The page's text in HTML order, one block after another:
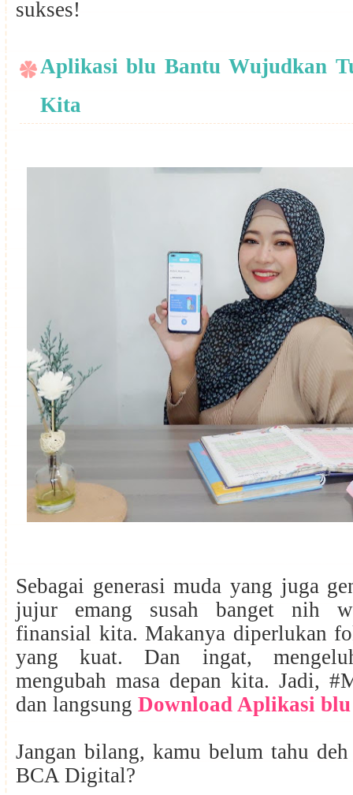
sukses!
Aplikasi blu Bantu Wujudkan
Kita
Sebagai generasi muda yang juga
jujur emang susah banget nih
finansial kita. Makanya diperlukan
yang kuat. Dan ingat,
mengubah masa depan kita. Jadi,
dan langsung Download Aplikasi blu
Jangan bilang, kamu belum tahu
BCA Digital?